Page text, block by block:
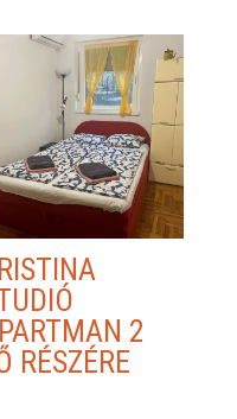
2
RÉSZÉRE